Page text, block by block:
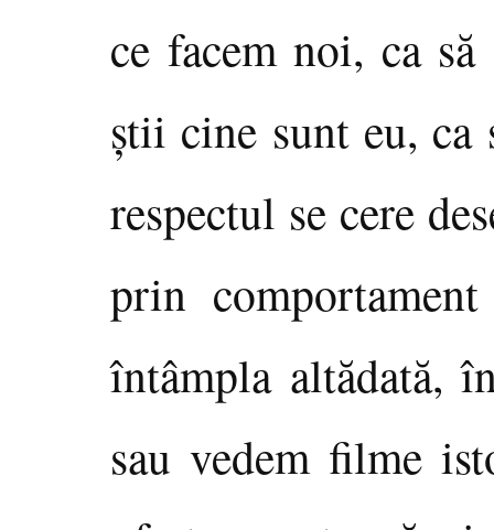
ce facem noi, ca să
ştii cine sunt eu, ca
respectul se cere
prin
întâmpla altădată,
sau vedem filme